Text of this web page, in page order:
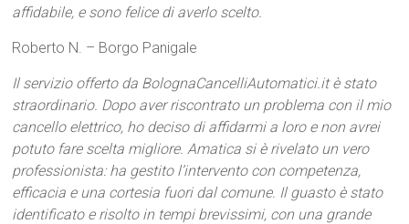
affidabile, e sono felice di averlo scelto.
Roberto N. – Borgo Panigale
Il servizio offerto da BolognaCancelliAutomatici.it è stato
straordinario. Dopo aver riscontrato un problema con il mio
cancello elettrico, ho deciso di affidarmi a loro e non avrei
potuto fare scelta migliore. Amatica si è rivelato un vero
professionista: ha gestito l’intervento con competenza,
efficacia e una cortesia fuori dal comune. Il guasto è stato
identificato e risolto in tempi brevissimi, con una grande